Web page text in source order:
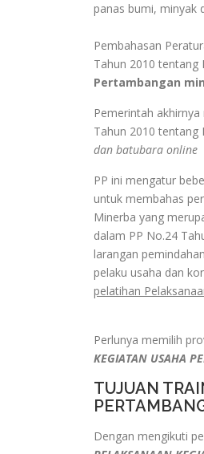
panas bumi, minyak
Pembahasan
Tahun 2010 tentang
Pertambangan
Pemerintah
Tahun 2010 tentang
dan batubara online
PP ini mengatur
untuk membahas
Minerba yang
dalam PP No.24
larangan
pelaku usaha dan
pelatihan
Perlunya memilih
KEGIATAN USAHA
TUJUAN
Dengan mengikuti